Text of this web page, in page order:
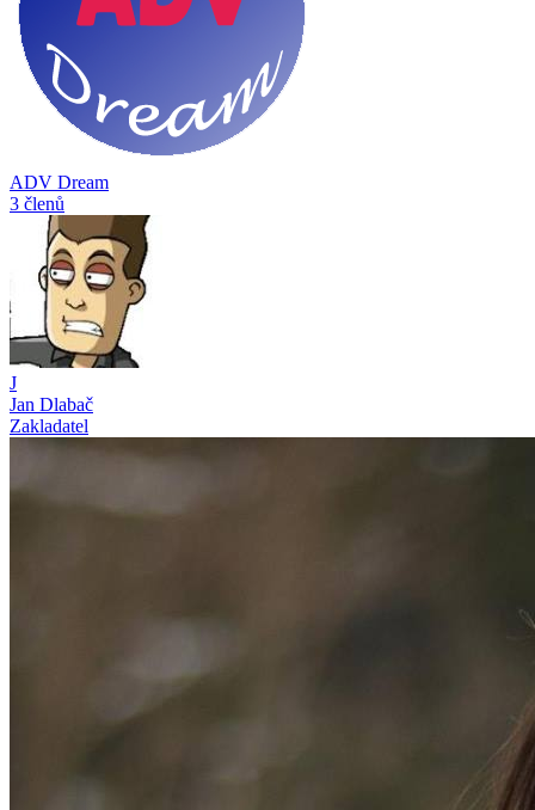
ADV Dream
3 členů
J
Jan Dlabač
Zakladatel